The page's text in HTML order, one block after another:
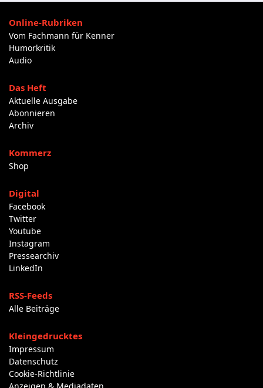
Online-Rubriken
Vom Fachmann für Kenner
Humorkritik
Audio
Das Heft
Aktuelle Ausgabe
Abonnieren
Archiv
Kommerz
Shop
Digital
Facebook
Twitter
Youtube
Instagram
Pressearchiv
LinkedIn
RSS-Feeds
Alle Beiträge
Kleingedrucktes
Impressum
Datenschutz
Cookie-Richtlinie